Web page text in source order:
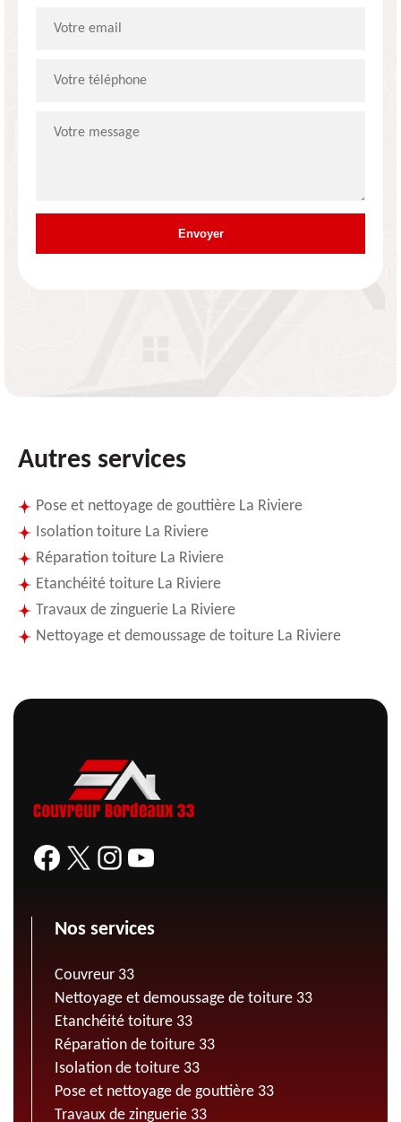
Autres services
Pose et nettoyage de gouttière La Riviere
Isolation toiture La Riviere
Réparation toiture La Riviere
Etanchéité toiture La Riviere
Travaux de zinguerie La Riviere
Nettoyage et demoussage de toiture La Riviere
Nos services
Couvreur 33
Nettoyage et demoussage de toiture 33
Etanchéité toiture 33
Réparation de toiture 33
Isolation de toiture 33
Pose et nettoyage de gouttière 33
Travaux de zinguerie 33